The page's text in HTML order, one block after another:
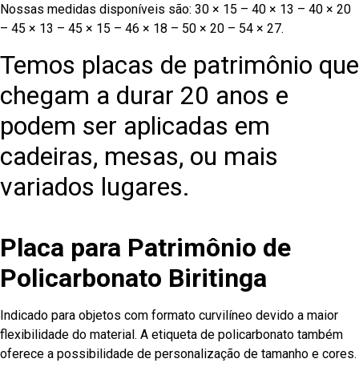
Nossas medidas disponíveis são: 30 × 15 – 40 × 13 – 40 × 20
– 45 × 13 – 45 × 15 – 46 × 18 – 50 × 20 – 54 × 27.
Temos placas de patrimônio que
chegam a durar 20 anos e
podem ser aplicadas em
cadeiras, mesas, ou mais
variados lugares.
Placa para Patrimônio de
Policarbonato Biritinga
Indicado para objetos com formato curvilíneo devido a maior
flexibilidade do material. A etiqueta de policarbonato também
oferece a possibilidade de personalização de tamanho e cores.